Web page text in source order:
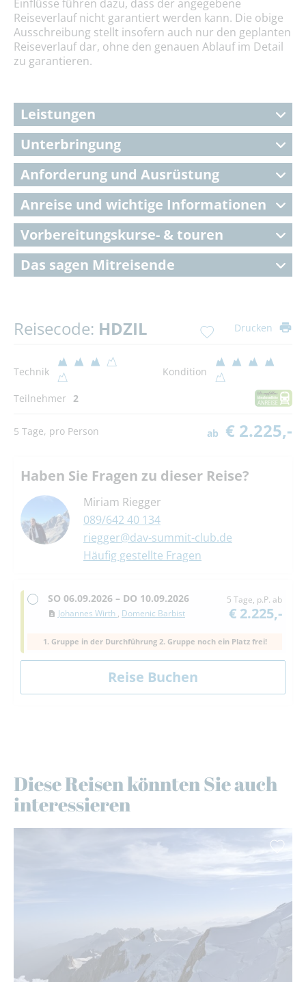
Einflüsse führen dazu, dass der angegebene
Reiseverlauf nicht garantiert werden kann. Die obige
Ausschreibung stellt insofern auch nur den geplanten
Reiseverlauf dar, ohne den genauen Ablauf im Detail
zu garantieren.
Leistungen
Unterbringung
Anforderung und Ausrüstung
Anreise und wichtige Informationen
Vorbereitungskurse- & touren
Das sagen Mitreisende
Reisecode: HDZIL Drucken
Technik Kondition
Teilnehmer 2
5 Tage, pro Person ab € 2.225,-
Haben Sie Fragen zu dieser Reise?
Miriam Riegger
089/642 40 134
riegger@dav-summit-club.de
Häufig gestellte Fragen
SO 06.09.2026 – DO 10.09.2026
Johannes Wirth , Domenic Barbist
5 Tage, p.P. ab
€ 2.225,-
1. Gruppe in der Durchführung 2. Gruppe noch ein Platz frei!
Diese Reisen könnten Sie auch
interessieren